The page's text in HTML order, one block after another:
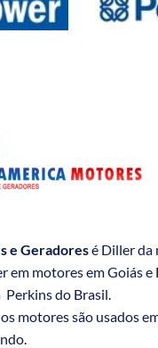
e Geradoresé Diller da
em motores em Goiás e
do Brasil.
motores são usados